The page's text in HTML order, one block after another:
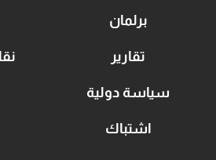
برلمان
تقارير
سياسة دولية
اشتباك